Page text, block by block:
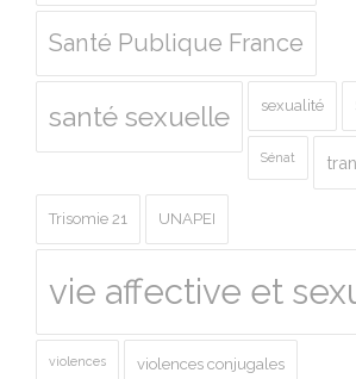
Santé Publique France
santé sexuelle sexualité
Sénat
Trisomie 21 UNAPEI
vie affective et
violences violences conjugales